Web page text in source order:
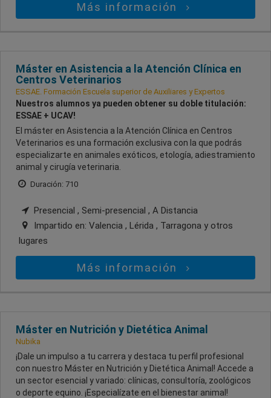
Más información
Máster en Asistencia a la Atención Clínica en
Centros Veterinarios
ESSAE. Formación Escuela superior de Auxiliares y Expertos
Nuestros alumnos ya pueden obtener su doble titulación:
ESSAE + UCAV!
El máster en Asistencia a la Atención Clínica en Centros
Veterinarios es una formación exclusiva con la que podrás
especializarte en animales exóticos, etología, adiestramiento
animal y cirugía veterinaria.
Duración: 710
Presencial , Semi-presencial , A Distancia
Impartido en: Valencia , Lérida , Tarragona y otros
lugares
Más información
Máster en Nutrición y Dietética Animal
Nubika
¡Dale un impulso a tu carrera y destaca tu perfil profesional
con nuestro Máster en Nutrición y Dietética Animal! Accede a
un sector esencial y variado: clínicas, consultoría, zoológicos
o deporte equino. ¡Especialízate en el bienestar animal!